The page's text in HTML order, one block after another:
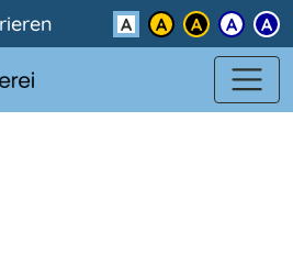
Direkt zum Inhalt
Kontrast